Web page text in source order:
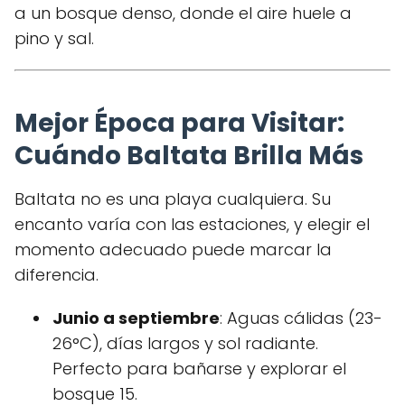
a un bosque denso, donde el aire huele a
pino y sal.
Mejor Época para Visitar:
Cuándo Baltata Brilla Más
Baltata no es una playa cualquiera. Su
encanto varía con las estaciones, y elegir el
momento adecuado puede marcar la
diferencia.
Junio a septiembre: Aguas cálidas (23-
26°C), días largos y sol radiante.
Perfecto para bañarse y explorar el
bosque 15.